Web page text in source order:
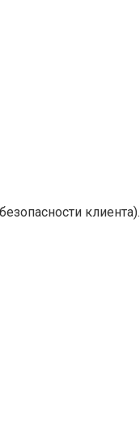
клиента).